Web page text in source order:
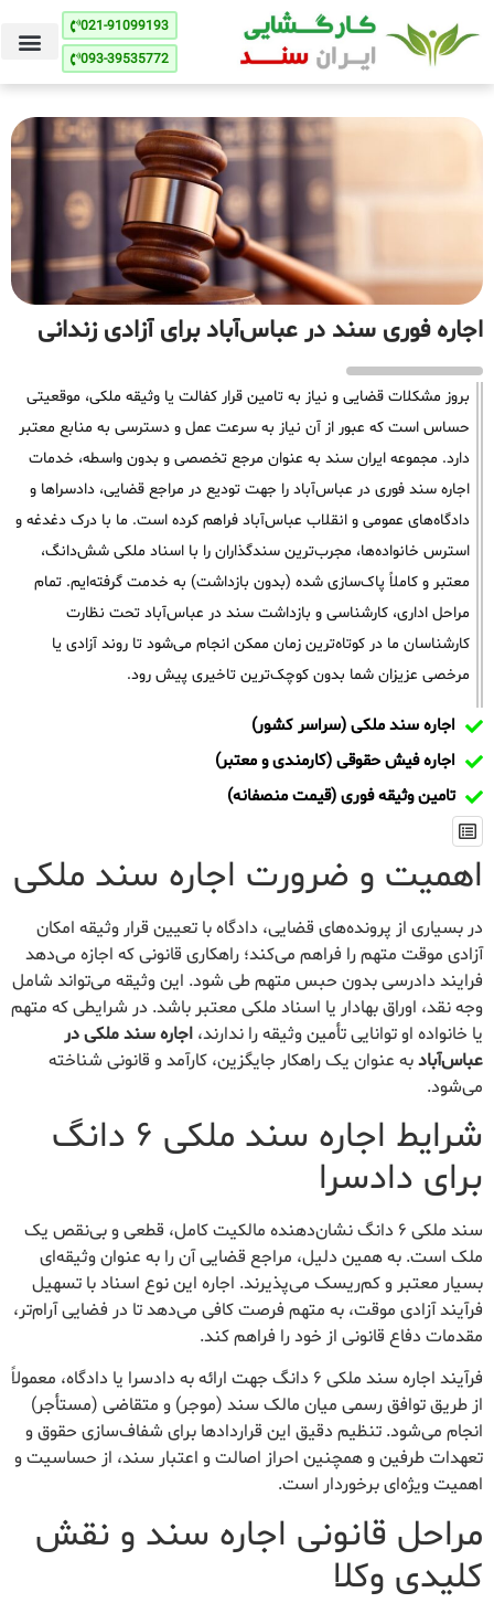
021-91099193
093-39535772
اجاره فوری سند در عباس‌آباد برای آزادی زندانی
بروز مشکلات قضایی و نیاز به تامین قرار کفالت یا وثیقه ملکی، موقعیتی
حساس است که عبور از آن نیاز به سرعت عمل و دسترسی به منابع معتبر
دارد. مجموعه ایران سند به عنوان مرجع تخصصی و بدون واسطه، خدمات
اجاره سند فوری در عباس‌آباد را جهت تودیع در مراجع قضایی، دادسراها و
دادگاه‌های عمومی و انقلاب عباس‌آباد فراهم کرده است. ما با درک دغدغه و
استرس خانواده‌ها، مجرب‌ترین سندگذاران را با اسناد ملکی شش‌دانگ،
معتبر و کاملاً پاک‌سازی شده (بدون بازداشت) به خدمت گرفته‌ایم. تمام
مراحل اداری، کارشناسی و بازداشت سند در عباس‌آباد تحت نظارت
کارشناسان ما در کوتاه‌ترین زمان ممکن انجام می‌شود تا روند آزادی یا
مرخصی عزیزان شما بدون کوچک‌ترین تاخیری پیش رود.
اجاره سند ملکی (سراسر کشور)
اجاره فیش حقوقی (کارمندی و معتبر)
تامین وثیقه فوری (قیمت منصفانه)
اهمیت و ضرورت اجاره سند ملکی
در بسیاری از پرونده‌های قضایی، دادگاه با تعیین قرار وثیقه امکان
آزادی موقت متهم را فراهم می‌کند؛ راهکاری قانونی که اجازه می‌دهد
فرایند دادرسی بدون حبس متهم طی شود. این وثیقه می‌تواند شامل
وجه نقد، اوراق بهادار یا اسناد ملکی معتبر باشد. در شرایطی که متهم
یا خانواده او توانایی تأمین وثیقه را ندارند، اجاره سند ملکی در
عباس‌آبادبه عنوان یک راهکار جایگزین، کارآمد و قانونی شناخته
می‌شود.
شرایط اجاره سند ملکی ۶ دانگ
برای دادسرا
سند ملکی ۶ دانگ نشان‌دهنده مالکیت کامل، قطعی و بی‌نقص یک
ملک است. به همین دلیل، مراجع قضایی آن را به عنوان وثیقه‌ای
بسیار معتبر و کم‌ریسک می‌پذیرند. اجاره این نوع اسناد با تسهیل
فرآیند آزادی موقت، به متهم فرصت کافی می‌دهد تا در فضایی آرام‌تر،
مقدمات دفاع قانونی از خود را فراهم کند.
فرآیند اجاره سند ملکی ۶ دانگ جهت ارائه به دادسرا یا دادگاه، معمولاً
از طریق توافق رسمی میان مالک سند (موجر) و متقاضی (مستأجر)
انجام می‌شود. تنظیم دقیق این قراردادها برای شفاف‌سازی حقوق و
تعهدات طرفین و همچنین احراز اصالت و اعتبار سند، از حساسیت و
اهمیت ویژه‌ای برخوردار است.
مراحل قانونی اجاره سند و نقش
کلیدی وکلا